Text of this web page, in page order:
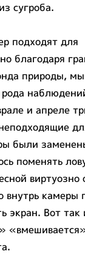
сугроба.
подходят для
благодаря
природы,
и апреле
были
поменять
виртуозно
внутрь камеры
экран. Вот так